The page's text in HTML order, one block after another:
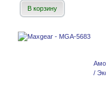
В корзину
/